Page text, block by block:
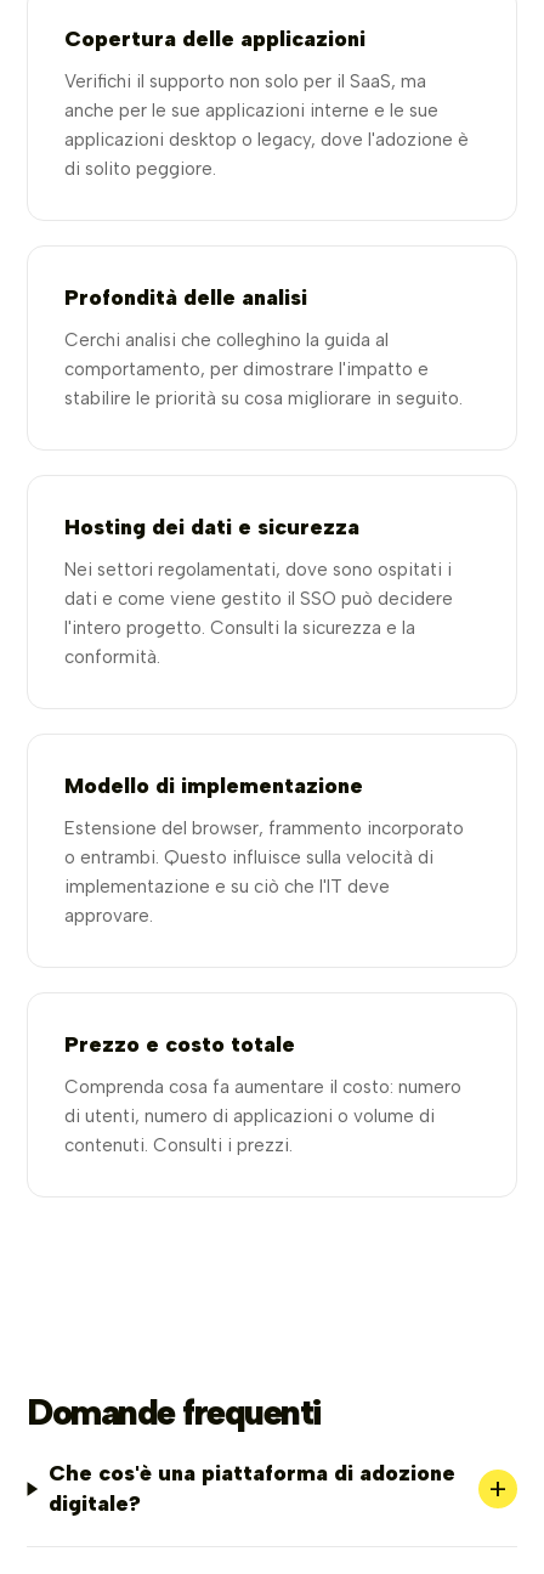
Copertura delle applicazioni
Verifichi il supporto non solo per il SaaS, ma
anche per le sue applicazioni interne e le sue
applicazioni desktop o legacy, dove l'adozione è
di solito peggiore.
Profondità delle analisi
Cerchi analisi che colleghino la guida al
comportamento, per dimostrare l'impatto e
stabilire le priorità su cosa migliorare in seguito.
Hosting dei dati e sicurezza
Nei settori regolamentati, dove sono ospitati i
dati e come viene gestito il SSO può decidere
l'intero progetto. Consulti la sicurezza e la
conformità.
Modello di implementazione
Estensione del browser, frammento incorporato
o entrambi. Questo influisce sulla velocità di
implementazione e su ciò che l'IT deve
approvare.
Prezzo e costo totale
Comprenda cosa fa aumentare il costo: numero
di utenti, numero di applicazioni o volume di
contenuti. Consulti i prezzi.
Domande frequenti
Che cos'è una piattaforma di adozione
digitale?
+